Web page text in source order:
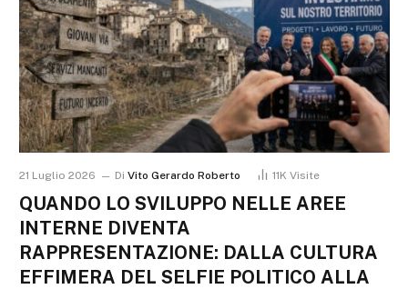
21 Luglio 2026 Di Vito Gerardo Roberto 11K Visite
QUANDO LO SVILUPPO NELLE AREE
INTERNE DIVENTA
RAPPRESENTAZIONE: DALLA CULTURA
EFFIMERA DEL SELFIE POLITICO ALLA